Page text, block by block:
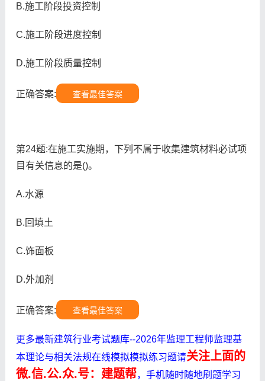
B.施工阶段投资控制
C.施工阶段进度控制
D.施工阶段质量控制
正确答案: 查看最佳答案
第24题:在施工实施期，下列不属于收集建筑材料必试项
目有关信息的是()。
A.水源
B.回填土
C.饰面板
D.外加剂
正确答案: 查看最佳答案
更多最新建筑行业考试题库--2026年监理工程师监理基
本理论与相关法规在线模拟模拟练习题请关注上面的
微.信.公.众.号：建题帮，手机随时随地刷题学习